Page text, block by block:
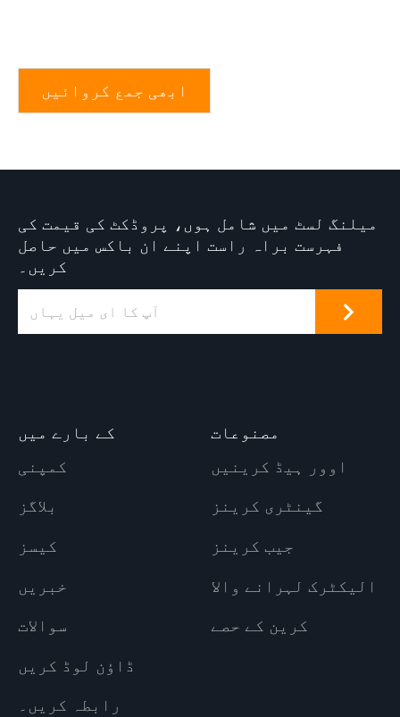
ابھی جمع کروائیں
میلنگ لسٹ میں شامل ہوں، پروڈکٹ کی قیمت کی
فہرست براہ راست اپنے ان باکس میں حاصل
کریں۔
کے بارے میں
کمپنی
بلاگز
کیسز
خبریں
سوالات
ڈاؤن لوڈ کریں
رابطہ کریں۔
مصنوعات
اوور ہیڈ کرینیں
گینٹری کرینز
جیب کرینز
الیکٹرک لہرانے والا
کرین کے حصے